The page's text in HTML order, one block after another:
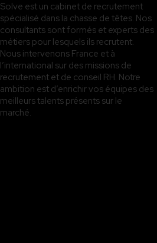
Solve est un cabinet de recrutement
spécialisé dans la chasse de têtes. Nos
consultants sont formés et experts des
métiers pour lesquels ils recrutent.
Nous intervenons France et à
l’international sur des missions de
recrutement et de conseil RH. Notre
ambition est d’enrichir vos équipes des
meilleurs talents présents sur le
marché.